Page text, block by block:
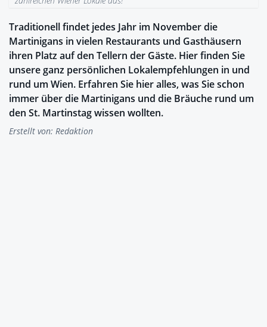
Traditionell findet jedes Jahr im November die
Martinigans in vielen Restaurants und Gasthäusern
ihren Platz auf den Tellern der Gäste. Hier finden Sie
unsere ganz persönlichen Lokalempfehlungen in und
rund um Wien. Erfahren Sie hier alles, was Sie schon
immer über die Martinigans und die Bräuche rund um
den St. Martinstag wissen wollten.
Erstellt von: Redaktion